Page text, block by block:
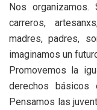
Nos organizamos.
carreros,
madres, padres,
imaginamos un
Promovemos la
derechos
Pensamos las